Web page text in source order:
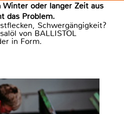
oder langer Zeit aus
das Problem.
Schwergängigkeit?
von BALLISTOL
in Form.